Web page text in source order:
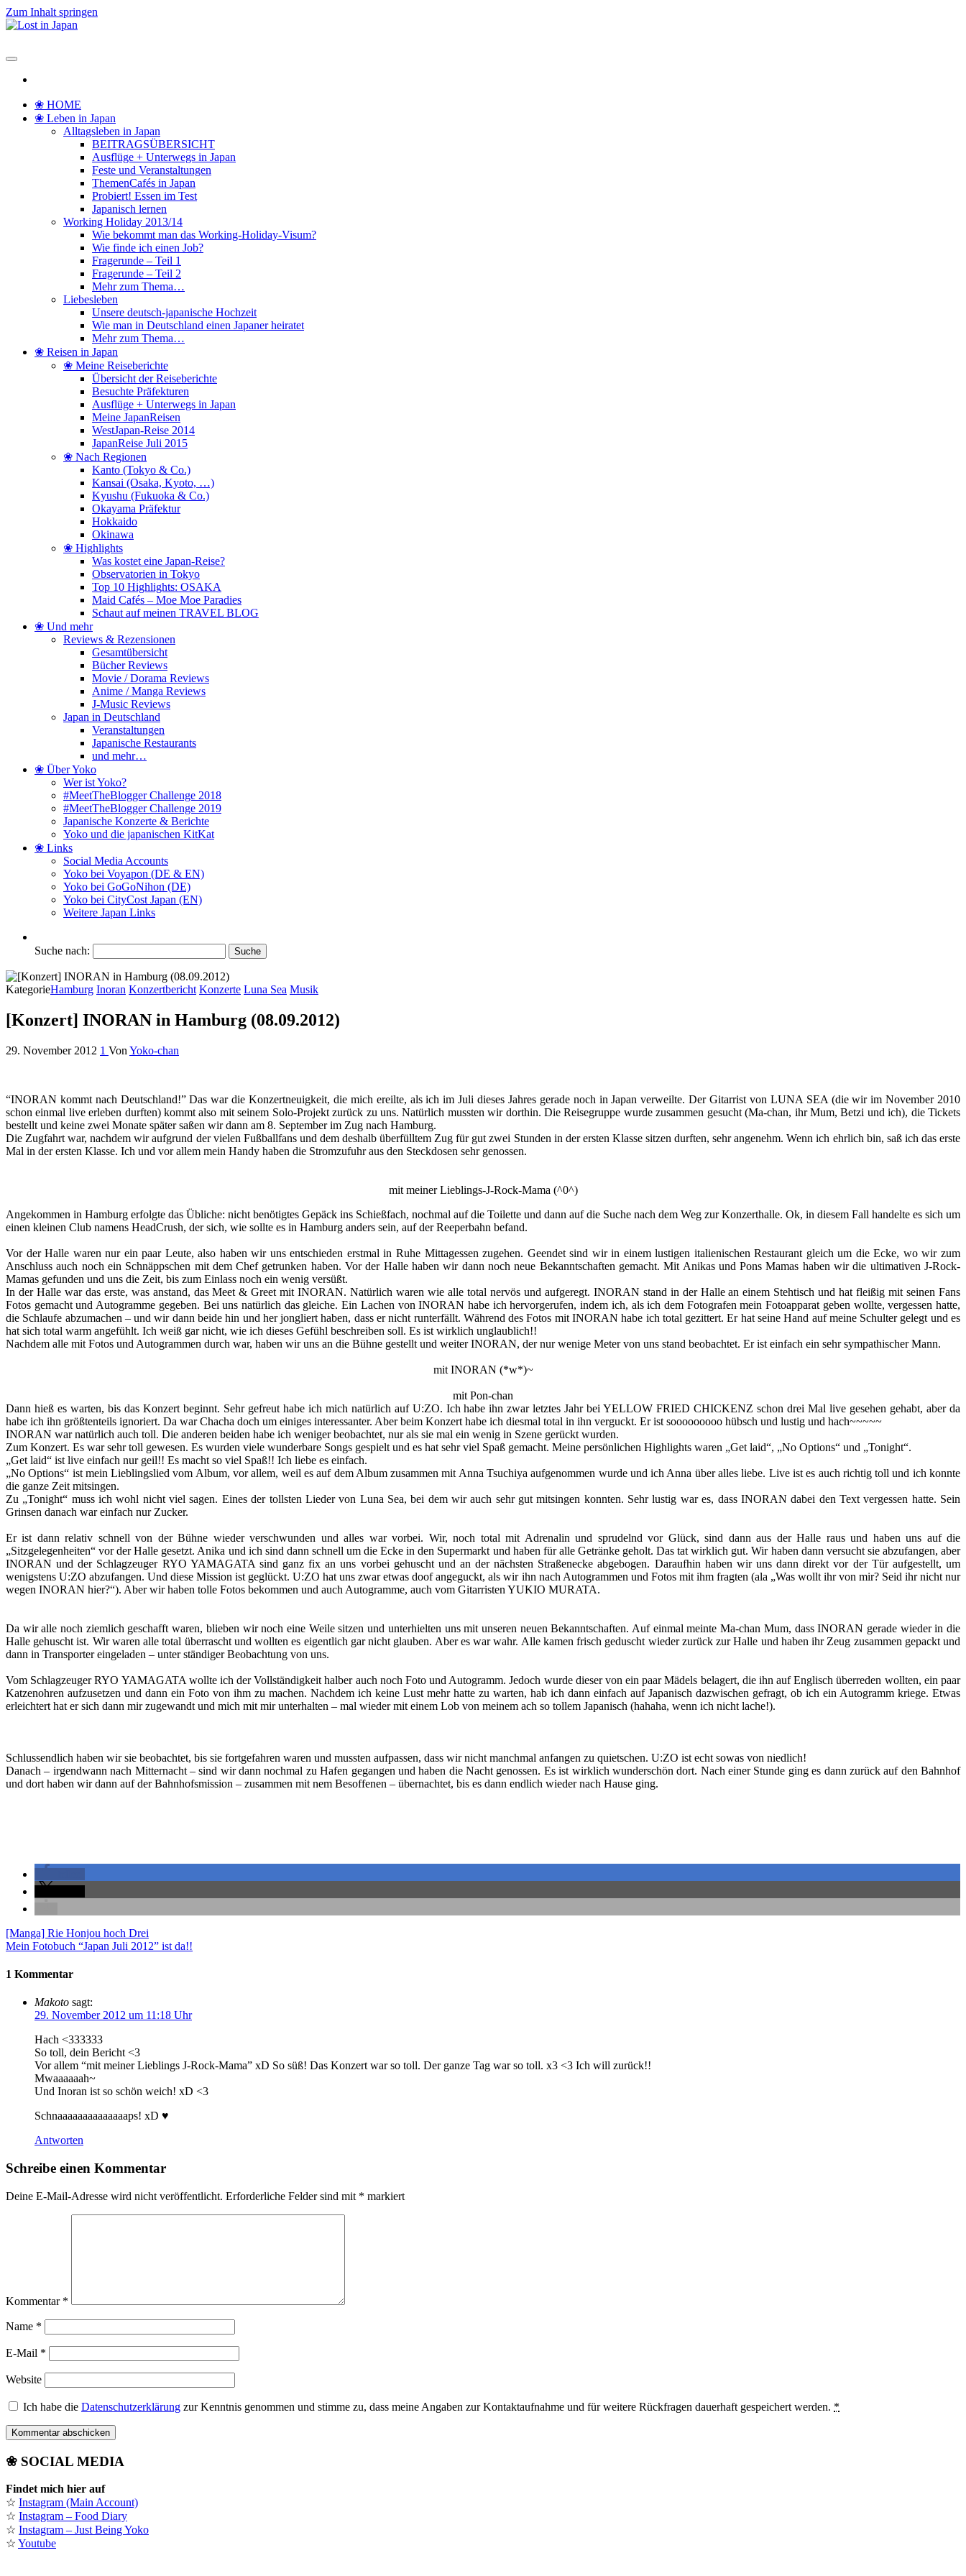
Zum Inhalt springen
❀ HOME
❀ Leben in Japan
Alltagsleben in Japan
BEITRAGSÜBERSICHT
Ausflüge + Unterwegs in Japan
Feste und Veranstaltungen
ThemenCafés in Japan
Probiert! Essen im Test
Japanisch lernen
Working Holiday 2013/14
Wie bekommt man das Working-Holiday-Visum?
Wie finde ich einen Job?
Fragerunde – Teil 1
Fragerunde – Teil 2
Mehr zum Thema…
Liebesleben
Unsere deutsch-japanische Hochzeit
Wie man in Deutschland einen Japaner heiratet
Mehr zum Thema…
❀ Reisen in Japan
❀ Meine Reiseberichte
Übersicht der Reiseberichte
Besuchte Präfekturen
Ausflüge + Unterwegs in Japan
Meine JapanReisen
WestJapan-Reise 2014
JapanReise Juli 2015
❀ Nach Regionen
Kanto (Tokyo & Co.)
Kansai (Osaka, Kyoto, …)
Kyushu (Fukuoka & Co.)
Okayama Präfektur
Hokkaido
Okinawa
❀ Highlights
Was kostet eine Japan-Reise?
Observatorien in Tokyo
Top 10 Highlights: OSAKA
Maid Cafés – Moe Moe Paradies
Schaut auf meinen TRAVEL BLOG
❀ Und mehr
Reviews & Rezensionen
Gesamtübersicht
Bücher Reviews
Movie / Dorama Reviews
Anime / Manga Reviews
J-Music Reviews
Japan in Deutschland
Veranstaltungen
Japanische Restaurants
und mehr…
❀ Über Yoko
Wer ist Yoko?
#MeetTheBlogger Challenge 2018
#MeetTheBlogger Challenge 2019
Japanische Konzerte & Berichte
Yoko und die japanischen KitKat
❀ Links
Social Media Accounts
Yoko bei Voyapon (DE & EN)
Yoko bei GoGoNihon (DE)
Yoko bei CityCost Japan (EN)
Weitere Japan Links
Suche nach:
KategorieHamburg Inoran Konzertbericht Konzerte Luna Sea Musik
[Konzert] INORAN in Hamburg (08.09.2012)
29. November 2012 1 Von Yoko-chan
“INORAN kommt nach Deutschland!” Das war die Konzertneuigkeit, die mich ereilte, als ich im Juli dieses Jahres gerade noch in Japan verweilte. Der Gitarrist von LUNA SEA (die wir im November 2010
schon einmal live erleben durften) kommt also mit seinem Solo-Projekt zurück zu uns. Natürlich mussten wir dorthin. Die Reisegruppe wurde zusammen gesucht (Ma-chan, ihr Mum, Betzi und ich), die Tickets
bestellt und keine zwei Monate später saßen wir dann am 8. September im Zug nach Hamburg.
Die Zugfahrt war, nachdem wir aufgrund der vielen Fußballfans und dem deshalb überfülltem Zug für gut zwei Stunden in der ersten Klasse sitzen durften, sehr angenehm. Wenn ich ehrlich bin, saß ich das erste
Mal in der ersten Klasse. Ich und vor allem mein Handy haben die Stromzufuhr aus den Steckdosen sehr genossen.
mit meiner Lieblings-J-Rock-Mama (^0^)
Angekommen in Hamburg erfolgte das Übliche: nicht benötigtes Gepäck ins Schießfach, nochmal auf die Toilette und dann auf die Suche nach dem Weg zur Konzerthalle. Ok, in diesem Fall handelte es sich um
einen kleinen Club namens HeadCrush, der sich, wie sollte es in Hamburg anders sein, auf der Reeperbahn befand.
Vor der Halle waren nur ein paar Leute, also haben wir uns entschieden erstmal in Ruhe Mittagessen zugehen. Geendet sind wir in einem lustigen italienischen Restaurant gleich um die Ecke, wo wir zum
Anschluss auch noch ein Schnäppschen mit dem Chef getrunken haben. Vor der Halle haben wir dann noch neue Bekanntschaften gemacht. Mit Anikas und Pons Mamas haben wir die ultimativen J-Rock-
Mamas gefunden und uns die Zeit, bis zum Einlass noch ein wenig versüßt.
In der Halle war das erste, was anstand, das Meet & Greet mit INORAN. Natürlich waren wie alle total nervös und aufgeregt. INORAN stand in der Halle an einem Stehtisch und hat fleißig mit seinen Fans
Fotos gemacht und Autogramme gegeben. Bei uns natürlich das gleiche. Ein Lachen von INORAN habe ich hervorgerufen, indem ich, als ich dem Fotografen mein Fotoapparat geben wollte, vergessen hatte,
die Schlaufe abzumachen – und wir dann beide hin und her jongliert haben, dass er nicht runterfällt. Während des Fotos mit INORAN habe ich total gezittert. Er hat seine Hand auf meine Schulter gelegt und es
hat sich total warm angefühlt. Ich weiß gar nicht, wie ich dieses Gefühl beschreiben soll. Es ist wirklich unglaublich!!
Nachdem alle mit Fotos und Autogrammen durch war, haben wir uns an die Bühne gestellt und weiter INORAN, der nur wenige Meter von uns stand beobachtet. Er ist einfach ein sehr sympathischer Mann.
mit INORAN (*w*)~
mit Pon-chan
Dann hieß es warten, bis das Konzert beginnt. Sehr gefreut habe ich mich natürlich auf U:ZO. Ich habe ihn zwar letztes Jahr bei YELLOW FRIED CHICKENZ schon drei Mal live gesehen gehabt, aber da
habe ich ihn größtenteils ignoriert. Da war Chacha doch um einiges interessanter. Aber beim Konzert habe ich diesmal total in ihn verguckt. Er ist sooooooooo hübsch und lustig und hach~~~~~
INORAN war natürlich auch toll. Die anderen beiden habe ich weniger beobachtet, nur als sie mal ein wenig in Szene gerückt wurden.
Zum Konzert. Es war sehr toll gewesen. Es wurden viele wunderbare Songs gespielt und es hat sehr viel Spaß gemacht. Meine persönlichen Highlights waren „Get laid“, „No Options“ und „Tonight“.
„Get laid“ ist live einfach nur geil!! Es macht so viel Spaß!! Ich liebe es einfach.
„No Options“ ist mein Lieblingslied vom Album, vor allem, weil es auf dem Album zusammen mit Anna Tsuchiya aufgenommen wurde und ich Anna über alles liebe. Live ist es auch richtig toll und ich konnte
die ganze Zeit mitsingen.
Zu „Tonight“ muss ich wohl nicht viel sagen. Eines der tollsten Lieder von Luna Sea, bei dem wir auch sehr gut mitsingen konnten. Sehr lustig war es, dass INORAN dabei den Text vergessen hatte. Sein
Grinsen danach war einfach nur Zucker.
Er ist dann relativ schnell von der Bühne wieder verschwunden und alles war vorbei. Wir, noch total mit Adrenalin und sprudelnd vor Glück, sind dann aus der Halle raus und haben uns auf die
„Sitzgelegenheiten“ vor der Halle gesetzt. Anika und ich sind dann schnell um die Ecke in den Supermarkt und haben für alle Getränke geholt. Das tat wirklich gut. Wir haben dann versucht sie abzufangen, aber
INORAN und der Schlagzeuger RYO YAMAGATA sind ganz fix an uns vorbei gehuscht und an der nächsten Straßenecke abgebogen. Daraufhin haben wir uns dann direkt vor der Tür aufgestellt, um
wenigstens U:ZO abzufangen. Und diese Mission ist geglückt. U:ZO hat uns zwar etwas doof angeguckt, als wir ihn nach Autogrammen und Fotos mit ihm fragten (ala „Was wollt ihr von mir? Seid ihr nicht nur
wegen INORAN hier?“). Aber wir haben tolle Fotos bekommen und auch Autogramme, auch vom Gitarristen YUKIO MURATA.
Da wir alle noch ziemlich geschafft waren, blieben wir noch eine Weile sitzen und unterhielten uns mit unseren neuen Bekanntschaften. Auf einmal meinte Ma-chan Mum, dass INORAN gerade wieder in die
Halle gehuscht ist. Wir waren alle total überrascht und wollten es eigentlich gar nicht glauben. Aber es war wahr. Alle kamen frisch geduscht wieder zurück zur Halle und haben ihr Zeug zusammen gepackt und
dann in Transporter eingeladen – unter ständiger Beobachtung von uns.
Vom Schlagzeuger RYO YAMAGATA wollte ich der Vollständigkeit halber auch noch Foto und Autogramm. Jedoch wurde dieser von ein paar Mädels belagert, die ihn auf Englisch überreden wollten, ein paar
Katzenohren aufzusetzen und dann ein Foto von ihm zu machen. Nachdem ich keine Lust mehr hatte zu warten, hab ich dann einfach auf Japanisch dazwischen gefragt, ob ich ein Autogramm kriege. Etwas
erleichtert hat er sich dann mir zugewandt und mich mit mir unterhalten – mal wieder mit einem Lob von meinem ach so tollem Japanisch (hahaha, wenn ich nicht lache!).
Schlussendlich haben wir sie beobachtet, bis sie fortgefahren waren und mussten aufpassen, dass wir nicht manchmal anfangen zu quietschen. U:ZO ist echt sowas von niedlich!
Danach – irgendwann nach Mitternacht – sind wir dann nochmal zu Hafen gegangen und haben die Nacht genossen. Es ist wirklich wunderschön dort. Nach einer Stunde ging es dann zurück auf den Bahnhof
und dort haben wir dann auf der Bahnhofsmission – zusammen mit nem Besoffenen – übernachtet, bis es dann endlich wieder nach Hause ging.
[Manga] Rie Honjou hoch Drei
Mein Fotobuch “Japan Juli 2012” ist da!!
1 Kommentar
Makoto sagt:
29. November 2012 um 11:18 Uhr
Hach <333333
So toll, dein Bericht <3
Vor allem “mit meiner Lieblings J-Rock-Mama” xD So süß! Das Konzert war so toll. Der ganze Tag war so toll. x3 <3 Ich will zurück!!
Mwaaaaaah~
Und Inoran ist so schön weich! xD <3
Schnaaaaaaaaaaaaaaps! xD ♥
Antworten
Schreibe einen Kommentar
Deine E-Mail-Adresse wird nicht veröffentlicht. Erforderliche Felder sind mit * markiert
Kommentar *
Name *
E-Mail *
Website
Ich habe die Datenschutzerklärung zur Kenntnis genommen und stimme zu, dass meine Angaben zur Kontaktaufnahme und für weitere Rückfragen dauerhaft gespeichert werden. *
❀ SOCIAL MEDIA
Findet mich hier auf
☆ Instagram (Main Account)
☆ Instagram – Food Diary
☆ Instagram – Just Being Yoko
☆ Youtube